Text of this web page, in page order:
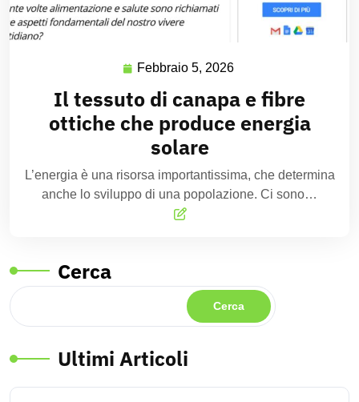
Febbraio 5, 2026
Il tessuto di canapa e fibre
ottiche che produce energia
solare
L’energia è una risorsa importantissima, che determina
anche lo sviluppo di una popolazione. Ci sono…
Cerca
Cerca
Ultimi Articoli